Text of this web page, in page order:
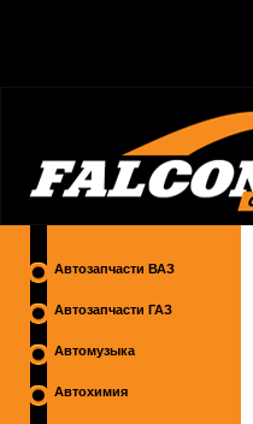
Автозапчасти ВАЗ
Автозапчасти ГАЗ
Автомузыка
Автохимия